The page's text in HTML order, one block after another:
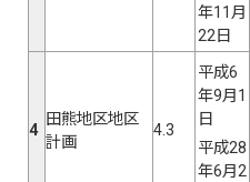
年11月
22日
4
田熊地区地区
計画
4.3
平成6
年9月1
日
平成28
年6月2